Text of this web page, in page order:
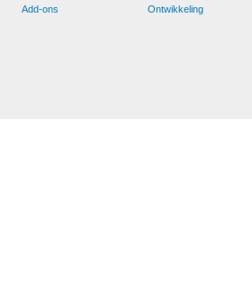
Add-ons
Ontwikkeling